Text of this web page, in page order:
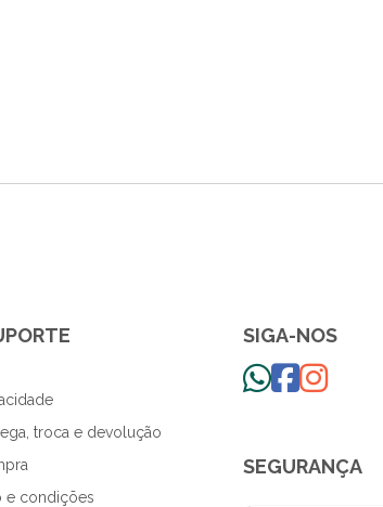
troca e devolução
e condições
SIGA-NOS
SEGURANÇA